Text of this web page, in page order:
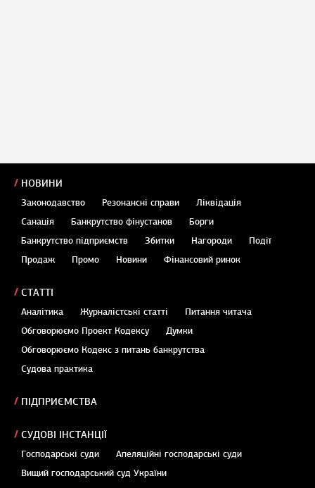
НОВИНИ
Законодавство Резонансні справи
Ліквідація
Санація
Банкрутство фінустанов
Борги
Банкрутство підприємств
Збитки Нагороди
Події
Продаж
Промо Новини Фінансовий ринок
СТАТТІ
Аналітика Журналістські статті
Питання читача
Обговорюємо Проект Кодексу
Думки
Обговорюємо Кодекс з питань банкрутства
Судова практика
ПІДПРИЄМСТВА
СУДОВІ ІНСТАНЦІЇ
Господарські суди
Апеляційні господарські суди
Вищий господарський суд України